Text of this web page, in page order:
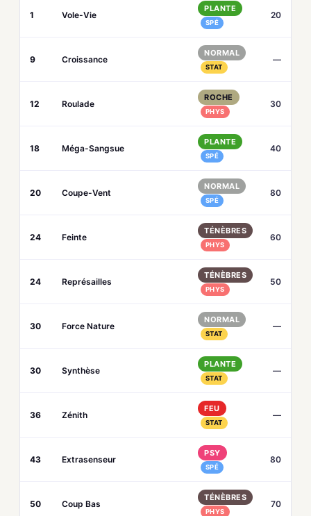
1 Vole-Vie
PLANTE
SPÉ
20
9 Croissance
NORMAL
STAT
—
12 Roulade
ROCHE
PHYS
30
18 Méga-Sangsue
PLANTE
SPÉ
40
20 Coupe-Vent
NORMAL
SPÉ
80
24 Feinte
TÉNÈBRES
PHYS
60
24 Représailles
TÉNÈBRES
PHYS
50
30 Force Nature
NORMAL
STAT
—
30 Synthèse
PLANTE
STAT
—
36 Zénith
FEU
STAT
—
43 Extrasenseur
PSY
SPÉ
80
50 Coup Bas
TÉNÈBRES
PHYS
70